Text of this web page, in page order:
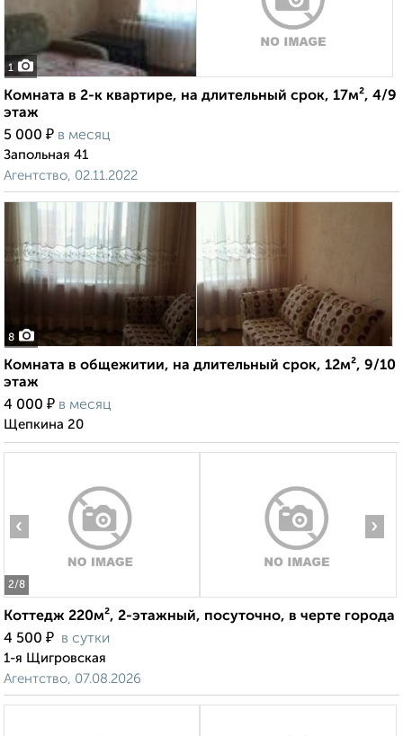
1
Комната в 2-к квартире, на длительный срок, 17м², 4/9
этаж
5 000 ₽ в месяц
Запольная 41
Агентство, 02.11.2022
8
Комната в общежитии, на длительный срок, 12м², 9/10
этаж
4 000 ₽ в месяц
Щепкина 20
2/8
‹ ›
Коттедж 220м², 2-этажный, посуточно, в черте города
4 500 ₽ в сутки
1-я Щигровская
Агентство, 07.08.2026